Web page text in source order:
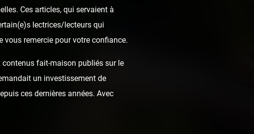
Ces articles, qui servaient à
lectrices/lecteurs qui
vous remercie pour votre confiance.
fait-maison publiés sur le
un investissement de
ces dernières années. Avec